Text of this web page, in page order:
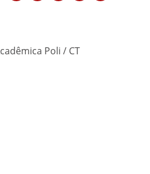
Poli / CT